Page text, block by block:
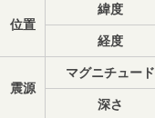
位置
緯度
経度
震源
マグニチュード
深さ